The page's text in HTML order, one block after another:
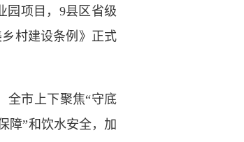
园项目，9县区省级
村建设条例》正式
全市上下聚焦“守底
障”和饮水安全，加